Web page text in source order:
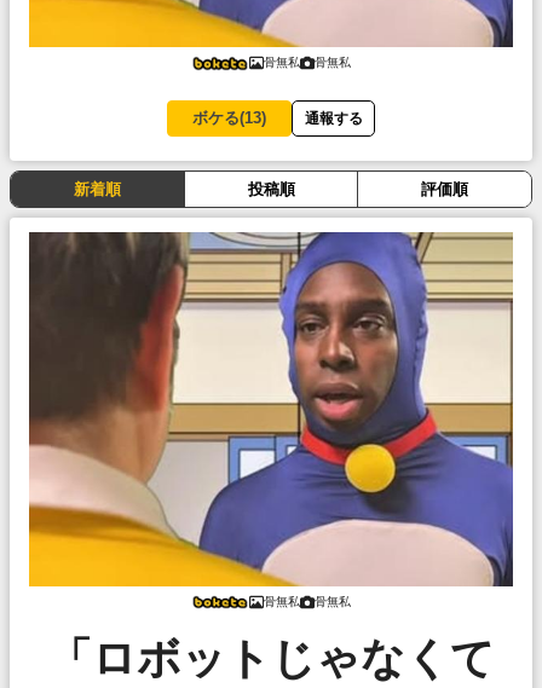
骨無私 骨無私
ボケる(13) 通報する
新着順 投稿順 評価順
骨無私 骨無私
「ロボットじゃなくて